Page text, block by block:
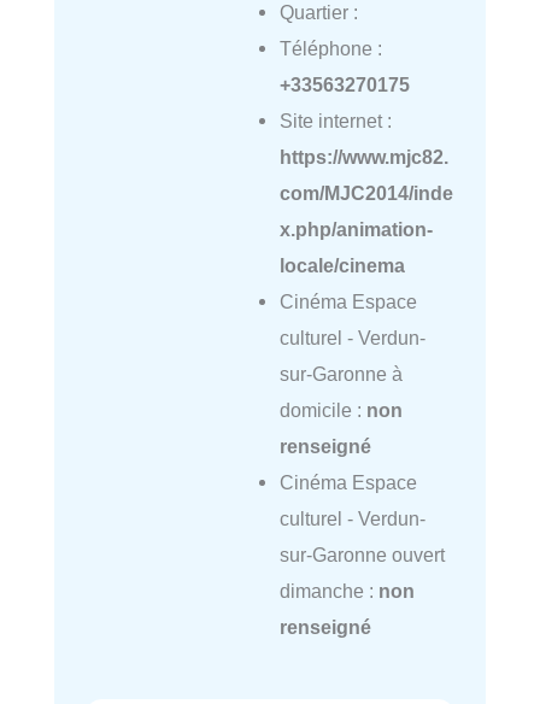
Quartier :
Téléphone :
+33563270175
Site internet :
https://www.mjc82.
com/MJC2014/inde
x.php/animation-
locale/cinema
Cinéma Espace
culturel - Verdun-
sur-Garonne à
domicile : non
renseigné
Cinéma Espace
culturel - Verdun-
sur-Garonne ouvert
dimanche : non
renseigné